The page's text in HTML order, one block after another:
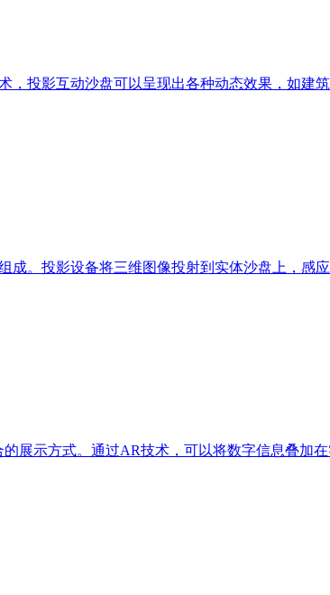
，投影互动沙盘可以呈现出各种动态效果，如建
成。投影设备将三维图像投射到实体沙盘上，感
展示方式。通过AR技术，可以将数字信息叠加